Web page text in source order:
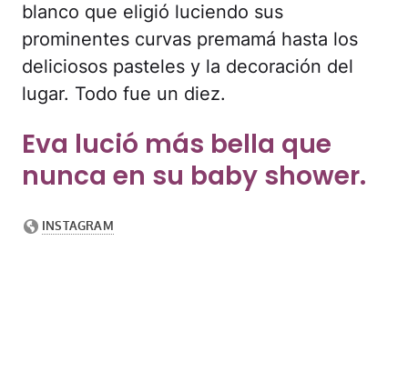
blanco que eligió luciendo sus
prominentes curvas premamá hasta los
deliciosos pasteles y la decoración del
lugar. Todo fue un diez.
Eva lució más bella que
nunca en su baby shower.